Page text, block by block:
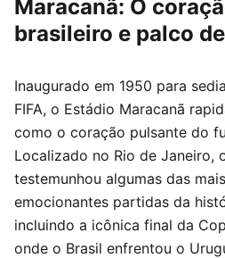
Maracanã: O
brasileiro e palco
Inaugurado em 1950 para
FIFA, o Estádio Maracanã
como o coração pulsante do
Localizado no Rio de Janeiro,
testemunhou algumas das
emocionantes partidas da
incluindo a icônica final da
onde o Brasil enfrentou o